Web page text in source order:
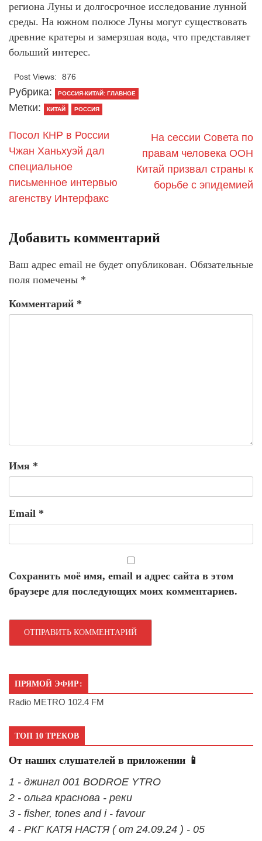
региона Луны и долгосрочное исследование лунной
среды. На южном полюсе Луны могут существовать
древние кратеры и замерзшая вода, что представляет
больший интерес.
Post Views: 876
Рубрика: РОССИЯ-КИТАЙ: ГЛАВНОЕ
Метки: КИТАЙ РОССИЯ
Посол КНР в России
Чжан Ханьхуэй дал
специальное
письменное интервью
агенству Интерфакс
На сессии Совета по
правам человека ООН
Китай призвал страны к
борьбе с эпидемией
Добавить комментарий
Ваш адрес email не будет опубликован. Обязательные
поля помечены *
Комментарий *
Имя *
Email *
Сохранить моё имя, email и адрес сайта в этом
браузере для последующих моих комментариев.
ПРЯМОЙ ЭФИР:
Radio METRO 102.4 FM
ТОП 10 ТРЕКОВ
От наших слушателей в приложении 📱
1 - джингл 001 BODROE YTRO
2 - ольга краснова - реки
3 - fisher, tones and i - favour
4 - РКГ КАТЯ НАСТЯ ( от 24.09.24 ) - 05